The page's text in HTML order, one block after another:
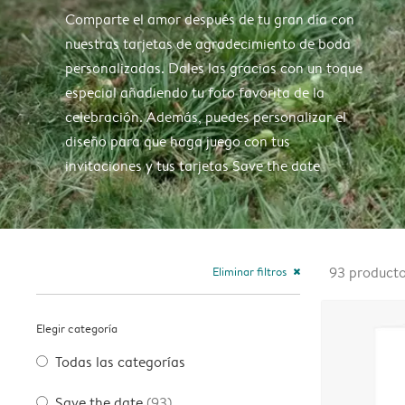
Comparte el amor después de tu gran día con
nuestras tarjetas de agradecimiento de boda
personalizadas. Dales las gracias con un toque
especial añadiendo tu foto favorita de la
celebración. Además, puedes personalizar el
diseño para que haga juego con tus
invitaciones y tus tarjetas Save the date
Eliminar filtros close
Elegir categoría
Todas las categorías
93